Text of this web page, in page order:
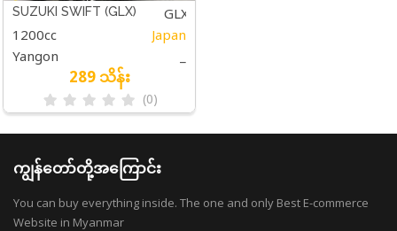
SUZUKI SWIFT (GLX)
WHITE
GLX
1200cc Japan
Yangon _
289 သိန်း
(0)
ကျွန်တော်တို့အကြောင်း
You can buy everything inside. The one and only Best E-commerce
Website in Myanmar